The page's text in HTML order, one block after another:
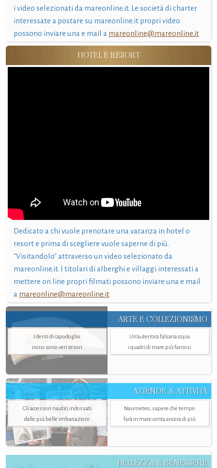
i video selezionati da mareonline.it. Le società di charter
interessate a postare su mareonline.it propri video
possono inviare una e mail a mareonline@mareonline.it
HOTEL E RESORT
Dedicato a chi vuole prenotare una vacanza in hotel o
resort e prima di scegliere vuole saperne di più.
"Visitandolo" attraverso un video selezionato da
mareonline.it. I titolari di alberghi e villaggi interessati a
mettere on line propri filmati possono inviare una e mail
a mareonline@mareonline.it
ARTE E COLLEZIONISMO
I denti di capodoglio
incisi sono veri tesori
Un’autentica falsaria copia
i quadri di mare più famosi
AZIENDE & ATTIVITÀ
Gli accessori nautici indossati
dalle più belle imbarcazioni
Navimeteo, sapere che tempo
farà in mare conta ancora di più
BELLEZZA & BENESSERE